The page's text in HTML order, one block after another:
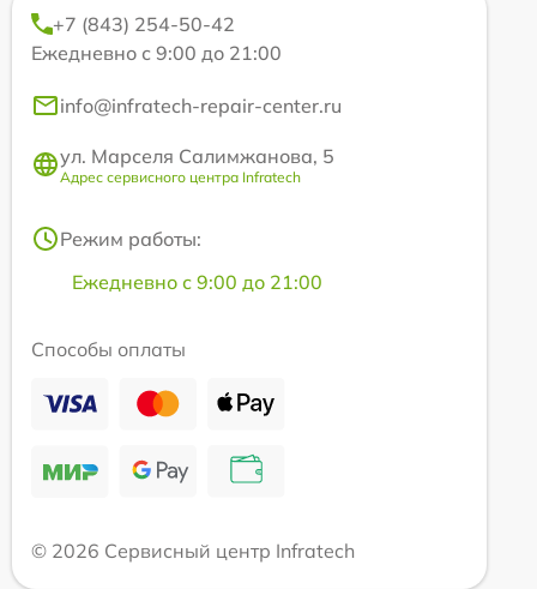
+7 (843) 254-50-42
Ежедневно с 9:00 до 21:00
info@infratech-repair-center.ru
ул. Марселя Салимжанова, 5
Адрес сервисного центра Infratech
Режим работы:
Ежедневно с 9:00 до 21:00
Способы оплаты
© 2026 Сервисный центр Infratech